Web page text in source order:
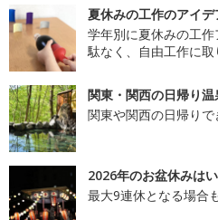
夏休みの工作のアイデ
学年別に夏休みの工
駄なく、自由工作に取
関東・関西の日帰り温
関東や関西の日帰り
2026年のお盆休みは
最大9連休となる場合